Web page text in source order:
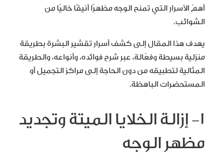
أهمّ الأسرار التي تمنح الوجه مظهرًا أنيقًا خاليًا من
الشوائب.
يهدف هذا المقال إلى كشف أسرار تقشير البشرة بطريقة
منزلية بسيطة وفعّالة، عبر شرح فوائده، وأنواعه، والطريقة
المثالية لتطبيقه من دون الحاجة إلى مراكز التجميل أو
المستحضرات الباهظة.
١- إزالة الخلايا الميتة وتجديد
مظهر الوجه